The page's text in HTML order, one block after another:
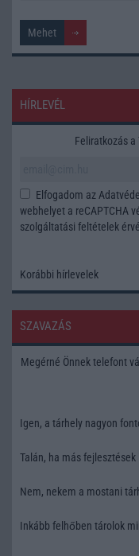
HÍRLEVÉL
Feliratkozás
Elfogadom az
webhelyet a reCAPTCHA
szolgáltatási feltételek
Korábbi hírlevelek
SZAVAZÁS
Megérné Önnek telefont
Igen, a tárhely nagyon
Talán, ha más fejlesztések
Nem, nekem a mostani
Inkább felhőben tárolok